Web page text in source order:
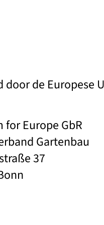
door de Europese
for Europe GbR
Gartenbau
37